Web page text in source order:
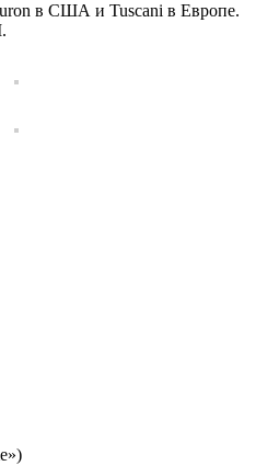
в США и Tuscani в Европе.